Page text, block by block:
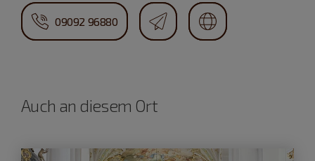
09092 96880
Auch an diesem Ort